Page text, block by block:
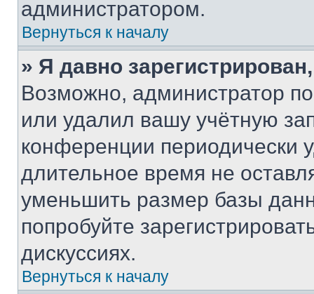
администратором.
Вернуться к началу
» Я давно
Возможно, администратор
или удалил вашу учётную
конференции периодически
длительное время не
уменьшить размер базы
попробуйте
дискуссиях.
Вернуться к началу